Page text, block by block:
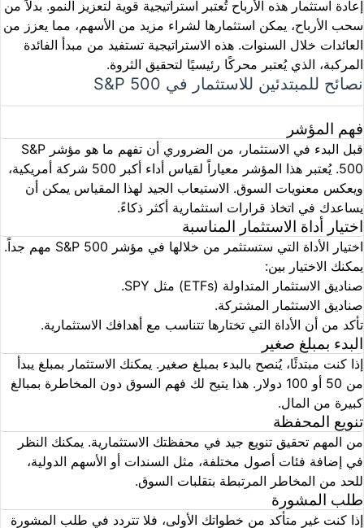
إعادة استثمار هذه الأرباح تُعتبر استراتيجية قوية لتعزيز النمو. بدلاً من
سحب الأرباح، يمكن استثمارها لشراء مزيد من الأسهم، مما يعزز من
العائدات خلال السنوات. هذه الاستراتيجية تستفيد من مبدأ الفائدة
المركبة، الذي يُعتبر محركًا رئيسيًا لتحقيق الثروة.
نصائح للمبتدئين للاستثمار في S&P 500
فهم المؤشر
قبل البدء في الاستثمار، من الضروري أن تفهم ما هو مؤشر S&P
500. يُعتبر هذا المؤشر معياراً لقياس أداء أكبر 500 شركة أمريكية،
ويعكس معنويات السوق. الاستيعاب الجيد لهذا المقياس يمكن أن
يساعدك في اتخاذ قرارات استثمارية أكثر ذكاءً.
اختيار أداة الاستثمار المناسبة
اختيار الأداة التي ستستثمر من خلالها في مؤشر S&P 500 مهم جداً.
يمكنك الاختيار بين:
صناديق الاستثمار المتداولة (ETFs) مثل SPY.
صناديق الاستثمار المشتركة.
تأكد من أن الأداة التي تختارها تتناسب مع أهدافك الاستثمارية.
البدء بمبلغ صغير
إذا كنت مبتدئًا، يُنصح بالبدء بمبلغ صغير. يمكنك الاستثمار بمبلغ يبدأ
من 50 أو 100 دولار. هذا يتيح لك فهم السوق دون المخاطرة بمبالغ
كبيرة من المال.
تنويع المحفظة
من المهم تحقيق تنويع جيد في محفظتك الاستثمارية. يمكنك النظر
في إضافة فئات أصول مختلفة، مثل السندات أو الأسهم الدولية،
للحد من المخاطر المرتبطة بتقلبات السوق.
طلب المشورة
إذا كنت غير متأكد من خطواتك الأولى، فلا تتردد في طلب المشورة